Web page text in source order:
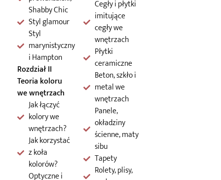
Shabby Chic
Styl glamour
Styl
marynistyczny
i Hampton
Rozdział II
Teoria koloru
we wnętrzach
Jak łączyć
kolory we
wnętrzach?
Jak korzystać
z koła
kolorów?
Optyczne i
Cegły i płytki
imitujące
cegły we
wnętrzach
Płytki
ceramiczne
Beton, szkło i
metal we
wnętrzach
Panele,
okładziny
ścienne, maty
sibu
Tapety
Rolety, plisy,